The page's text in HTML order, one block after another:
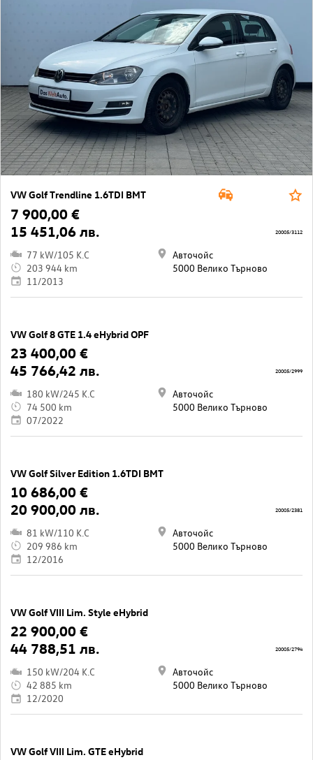
VW Golf Trendline 1.6TDI BMT
7 900,00 €
15 451,06 лв.
77 kW/105 K.C
203 944 km
11/2013
Авточойс
5000 Велико Търново
20005/3112
VW Golf 8 GTE 1.4 eHybrid OPF
23 400,00 €
45 766,42 лв.
180 kW/245 K.C
74 500 km
07/2022
Авточойс
5000 Велико Търново
20005/2999
VW Golf Silver Edition 1.6TDI BMT
10 686,00 €
20 900,00 лв.
81 kW/110 K.C
209 986 km
12/2016
Авточойс
5000 Велико Търново
20005/2381
VW Golf VIII Lim. Style eHybrid
22 900,00 €
44 788,51 лв.
150 kW/204 K.C
42 885 km
12/2020
Авточойс
5000 Велико Търново
20005/2794
VW Golf VIII Lim. GTE eHybrid